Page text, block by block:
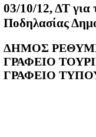
03/10/12, ΔΤ
Ποδηλασίας
ΔΗΜΟΣ
ΓΡΑΦΕΙΟ
ΓΡΑΦΕΙΟ